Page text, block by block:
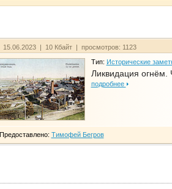
15.06.2023 | 10 Кбайт | просмотров: 1123
Тип: Исторические
Ликвидация огнём.
подробнее
Предоставлено: Тимофей Бегров